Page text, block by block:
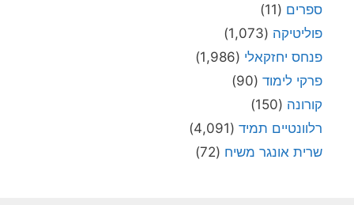
ספרים (11)
פוליטיקה (1,073)
פנחס יחזקאלי (1,986)
פרקי לימוד (90)
קורונה (150)
רלוונטיים תמיד (4,091)
שרית אונגר משיח (72)